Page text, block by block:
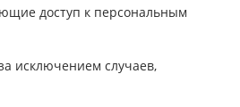
доступ к персональным
исключением случаев,